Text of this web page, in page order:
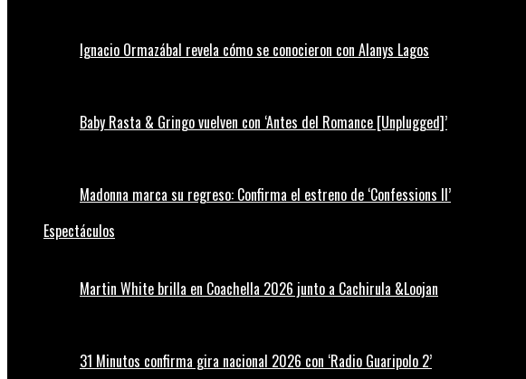
Ignacio Ormazábal revela cómo se conocieron con Alanys Lagos
Baby Rasta & Gringo vuelven con ‘Antes del Romance [Unplugged]’
Madonna marca su regreso: Confirma el estreno de ‘Confessions II’
Espectáculos
Martin White brilla en Coachella 2026 junto a Cachirula &Loojan
31 Minutos confirma gira nacional 2026 con ‘Radio Guaripolo 2’